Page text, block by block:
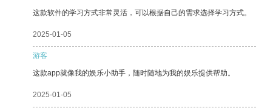
这款软件的学习方式非常灵活，可以根据自己的需求选择学习方式。
2025-01-05
游客
这款app就像我的娱乐小助手，随时随地为我的娱乐提供帮助。
2025-01-05